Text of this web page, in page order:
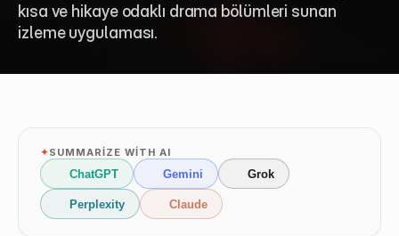
kısa ve hikaye odaklı drama bölümleri sunan
izleme uygulaması.
✦SUMMARIZE WITH AI
ChatGPT Gemini Grok
Perplexity Claude